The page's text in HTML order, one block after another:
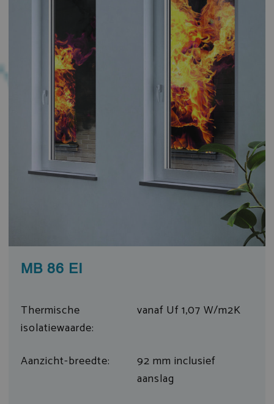
MB 86 EI
Thermische
isolatiewaarde:
vanaf Uf 1,07 W/m2K
Aanzicht-breedte:
92 mm inclusief
aanslag